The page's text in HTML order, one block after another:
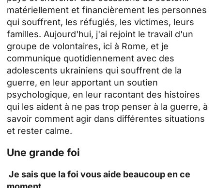
matériellement et financièrement les personnes
qui souffrent, les réfugiés, les victimes, leurs
familles. Aujourd'hui, j'ai rejoint le travail d'un
groupe de volontaires, ici à Rome, et je
communique quotidiennement avec des
adolescents ukrainiens qui souffrent de la
guerre, en leur apportant un soutien
psychologique, en leur racontant des histoires
qui les aident à ne pas trop penser à la guerre, à
savoir comment agir dans différentes situations
et rester calme.
Une grande foi
Je sais que la foi vous aide beaucoup en ce